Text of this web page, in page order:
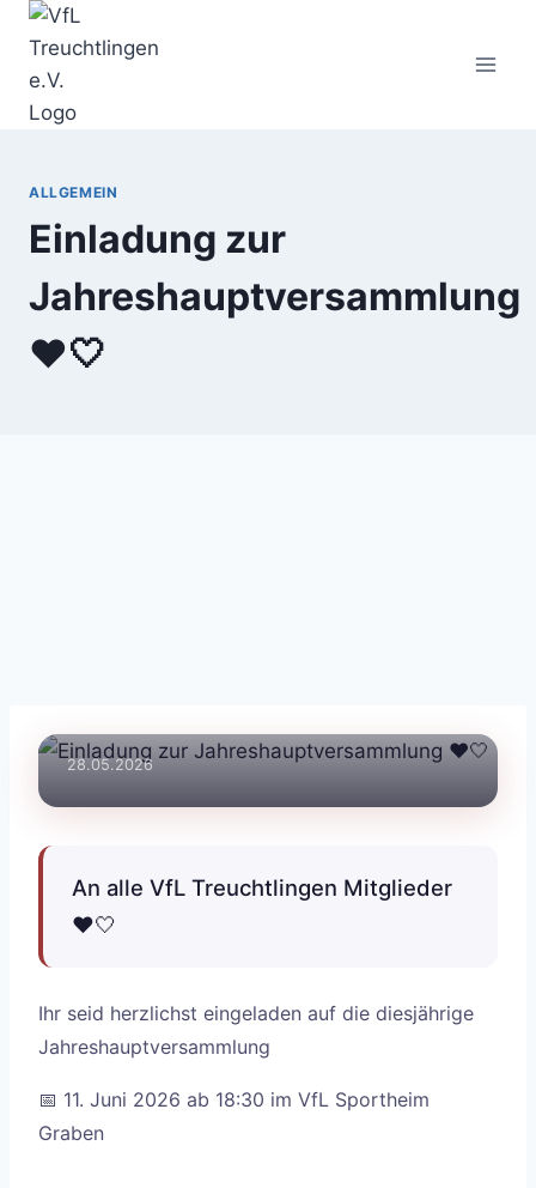
Zum
Inhalt
springen
ALLGEMEIN
Einladung zur
Jahreshauptversammlung
❤️🤍
28.05.2026
An alle VfL Treuchtlingen Mitglieder
❤️🤍
Ihr seid herzlichst eingeladen auf die diesjährige
Jahreshauptversammlung
📅 11. Juni 2026 ab 18:30 im VfL Sportheim
Graben